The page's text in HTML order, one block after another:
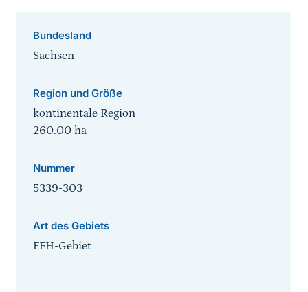
Bundesland
Sachsen
Region und Größe
kontinentale Region
260.00 ha
Nummer
5339-303
Art des Gebiets
FFH-Gebiet